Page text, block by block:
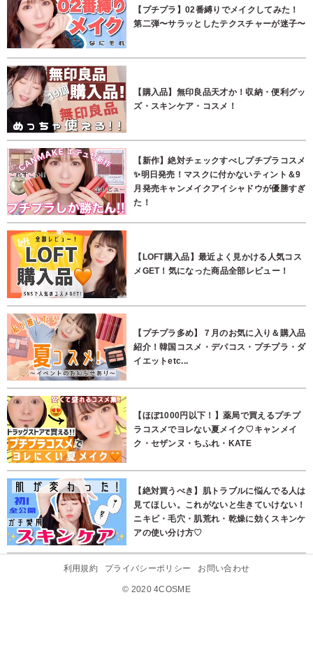
【プチプラ】02番縛りでメイクしてみた！
第二弾〜サラッとしたテクスチャーが迷子〜
【購入品】無印良品天才か！収納・便利グッ
ズ・スキンケア・コスメ！
【新作】絶対チェックすべしプチプラコスメ
✨明日発売！マスクに付かないティント＆9
月発売キャンメイクアイシャドウが優勝すぎ
た！
【LOFT購入品】最近よく見かける人気コス
メGET！気になった商品全部レビュー！
【プチプラ多め】７月のお気に入り＆購入品
紹介！韓国コスメ・デパコス・プチプラ・ダ
イエットetc...
【ほぼ1000円以下！】薬局で買えるプチプ
ラコスメでヨレない夏メイク♡キャンメイ
ク・セザンヌ・ちふれ・KATE
【絶対買うべき】肌トラブルに悩んでる人は
見てほしい。これがないと生きていけない！
ニキビ・毛穴・肌荒れ・乾燥に効くスキンケ
アの使い分け方♡
利用規約 プライバシーポリシー お問い合わせ
© 2020 4COSME